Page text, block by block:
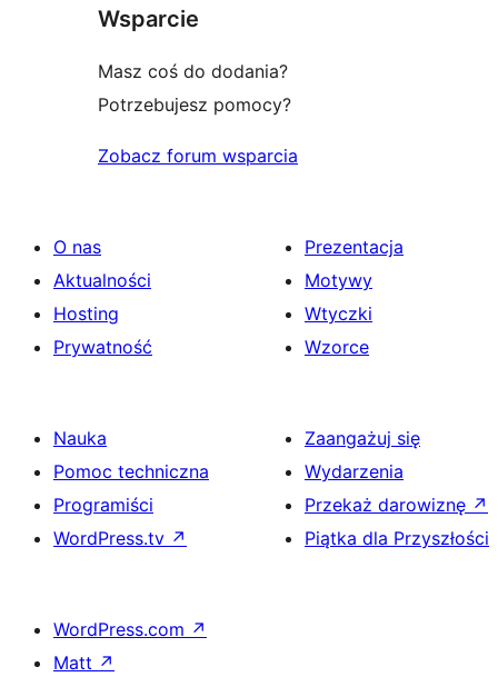
Wsparcie
Masz coś do dodania?
Potrzebujesz pomocy?
Zobacz forum wsparcia
O nas
Aktualności
Hosting
Prywatność
Prezentacja
Motywy
Wtyczki
Wzorce
Nauka
Pomoc techniczna
Programiści
WordPress.tv ↗
Zaangażuj się
Wydarzenia
Przekaż darowiznę ↗
Piątka dla Przyszłości
WordPress.com ↗
Matt ↗